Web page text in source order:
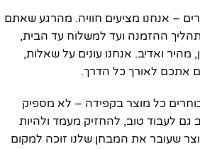
– אנחנו מציעים חוויה. מהרגע שאתם
ההזמנה ועד למשלוח עד הבית,
ואדיב. אנחנו עונים על שאלות,
אתכם לאורך כל הדרך.
כל מוצר בקפידה – לא מספיק
גם לעבוד טוב, להחזיק מעמד ולהיות
שעובר את המבחן שלנו זוכה למקום